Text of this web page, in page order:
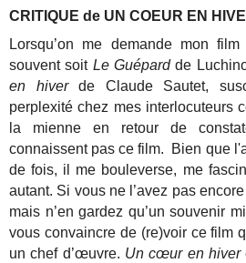
CRITIQUE de UN COEUR EN
Lorsqu’on me demande mon
souvent soit Le Guépardde
en hiverde Claude Sautet,
perplexité chez mes interlocuteurs
la mienne en retour de
connaissent pas ce film. Bien que
de fois, il me bouleverse, me
autant. Si vous ne l’avez pas
mais n’en gardez qu’un souvenir
vous convaincre de (re)voir ce film
un chef d’œuvre. Un cœur en hiver